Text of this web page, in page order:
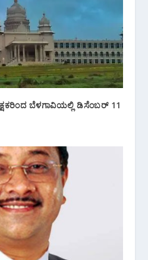
ಬೆಳಗಾವಿಯಲ್ಲಿ ಡಿಸೆಂಬರ್ 11